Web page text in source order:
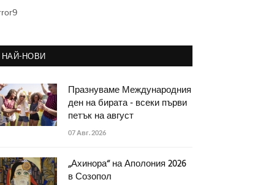
НАЙ-НОВИ
Празнуваме Международния
ден на бирата - всеки първи
петък на август
07 Авг. 2026
„Ахинора“ на Аполония 2026
в Созопол